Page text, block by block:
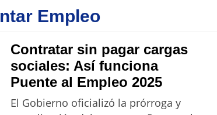
Empleo
Contratar sin pagar cargas
sociales: Así funciona
Puente al Empleo 2025Contratar
sin
El Gobierno oficializó la prórroga y